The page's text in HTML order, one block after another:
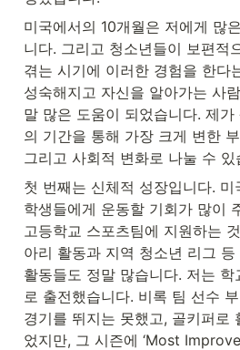
미국에서의 10개월은 저에게 많
니다. 그리고 청소년들이 보편적
겪는 시기에 이러한 경험을 한다
성숙해지고 자신을 알아가는 사
말 많은 도움이 되었습니다. 제가
의 기간을 통해 가장 크게 변한
그리고 사회적 변화로 나눌 수 있
첫 번째는 신체적 성장입니다.
학생들에게 운동할 기회가 많이
고등학교 스포츠팀에 지원하는
아리 활동과 지역 청소년 리그
활동들도 정말 많습니다. 저는 학
로 출전했습니다. 비록 팀 선수
경기를 뛰지는 못했고, 골키퍼로
었지만, 그 시즌에 ‘Most